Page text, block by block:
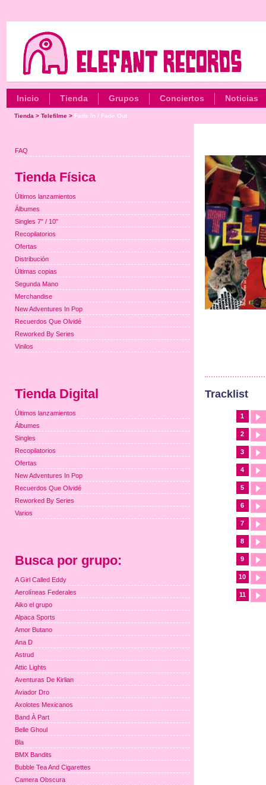
Inicio Tienda Grupos Conciertos Noticias
Tienda > Telefilme> Fade In / Fade Out
Tracklist
1
2
3
4
5
6
7
8
9
10
11
FAQ
Tienda Física
Últimos lanzamientos
Álbumes
Singles 7" / 10"
Recopilatorios
Ofertas
Distribución
Últimas copias
Segunda Mano
Merchandise
New Adventures In Pop
Recuerdos Que Olvidé
Reworked By Series
Vinilos
Tienda Digital
Últimos lanzamientos
Álbumes
Singles
Recopilatorios
Ofertas
New Adventures In Pop
Recuerdos Que Olvidé
Reworked By Series
Varios
Busca por grupo:
A Girl Called Eddy
Aerolíneas Federales
Aiko el grupo
Alpaca Sports
Amor Butano
Ana D
Astrud
Attic Lights
Aventuras De Kirlian
Aviador Dro
Axolotes Mexicanos
Band À Part
Belle Ghoul
Bla
BMX Bandits
Bubble Tea And Cigarettes
Camera Obscura